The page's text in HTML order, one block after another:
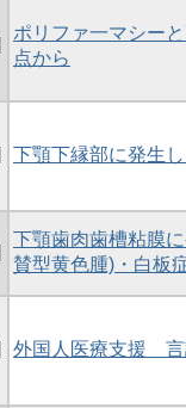
ポリファ一マシー
点から
下顎下縁部に発生
下顎歯肉歯槽粘膜
賛型黄色腫)・白板
外国人医療支援 言